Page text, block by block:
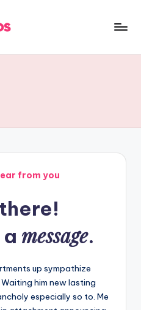
from you
message.
up sympathize
him new lasting
especially so to. Me